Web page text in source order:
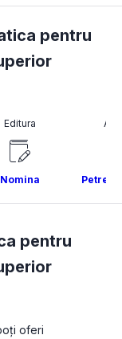
pentru
Editura
Nomina Petre
pentru